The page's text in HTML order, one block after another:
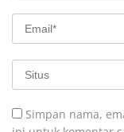
Simpan nama,